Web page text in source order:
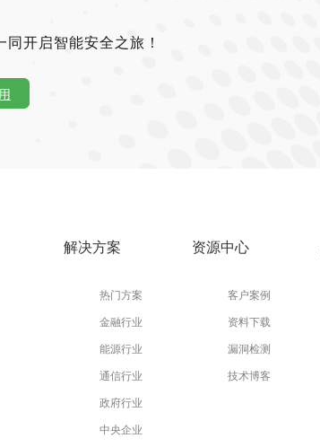
开启智能安全之旅！
解决方案
热门方案
金融行业
能源行业
通信行业
政府行业
中央企业
资源中心
客户案例
资料下载
漏洞检测
技术博客